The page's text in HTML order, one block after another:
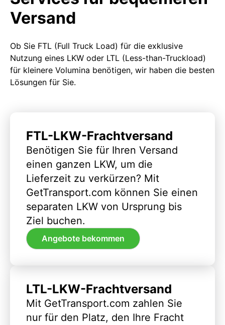
Versand
Ob Sie FTL (Full Truck Load) für die exklusive
Nutzung eines LKW oder LTL (Less-than-Truckload)
für kleinere Volumina benötigen, wir haben die besten
Lösungen für Sie.
FTL-LKW-Frachtversand
Benötigen Sie für Ihren Versand
einen ganzen LKW, um die
Lieferzeit zu verkürzen? Mit
GetTransport.com können Sie einen
separaten LKW von Ursprung bis
Ziel buchen.
Angebote bekommen
LTL-LKW-Frachtversand
Mit GetTransport.com zahlen Sie
nur für den Platz, den Ihre Fracht